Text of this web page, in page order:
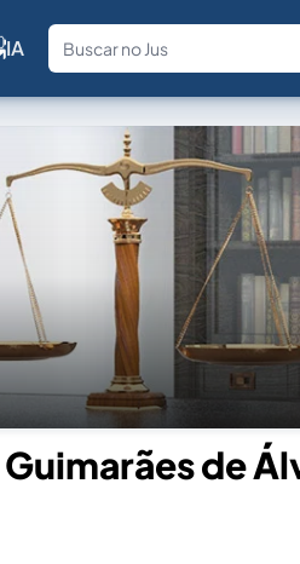
IA
Fale com a
de